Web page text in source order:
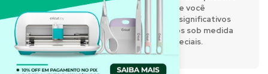
de design fácil de usar, permitindo que você
expresse sua criatividade e crie itens significativos
e personalizados. Desenvolva projetos sob medida
para o dia a dia e para momentos especiais.